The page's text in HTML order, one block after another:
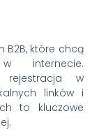
B2B, które chcą
internecie.
rejestracja w
linków i
to kluczowe